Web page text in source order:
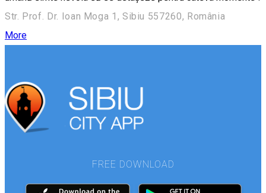
Str. Prof. Dr. Ioan Moga 1, Sibiu 557260, România
More
FREE DOWNLOAD